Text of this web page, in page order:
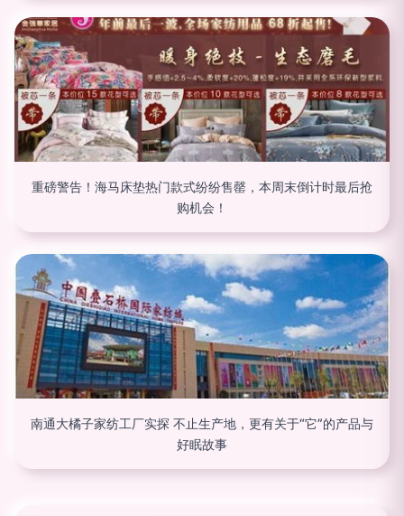
重磅警告！海马床垫热门款式纷纷售罄，本周末倒计时最后抢
购机会！
南通大橘子家纺工厂实探 不止生产地，更有关于“它”的产品与
好眠故事